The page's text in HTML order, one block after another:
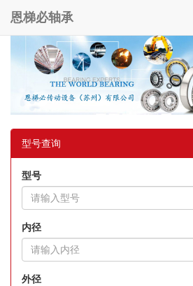
恩梯必轴承
型号查询
型号
内径
外径